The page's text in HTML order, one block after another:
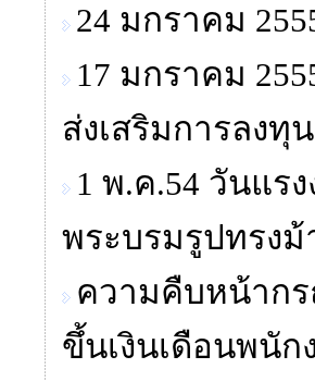
24 มกราคม
17 มกราคม
ส่งเสริมการลงทุ
1 พ.ค.54 วันแร
พระบรมรูปทรงม้
ความคืบหน้าก
ขึ้นเงินเดือนพนัก